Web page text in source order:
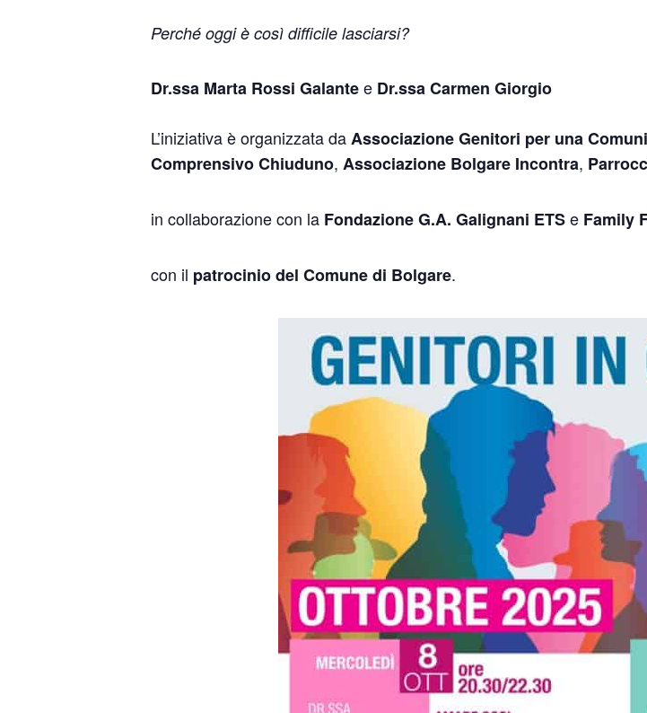
Perché oggi è così difficile lasciarsi?
Dr.ssa Marta Rossi Galantee Dr.ssa Carmen Giorgio
L’iniziativa è organizzata daAssociazione Genitori per una
Comprensivo Chiuduno, Associazione Bolgare Incontra,
in collaborazione con la Fondazione G.A. Galignani ETSe Family
con il patrocinio del Comune di Bolgare.